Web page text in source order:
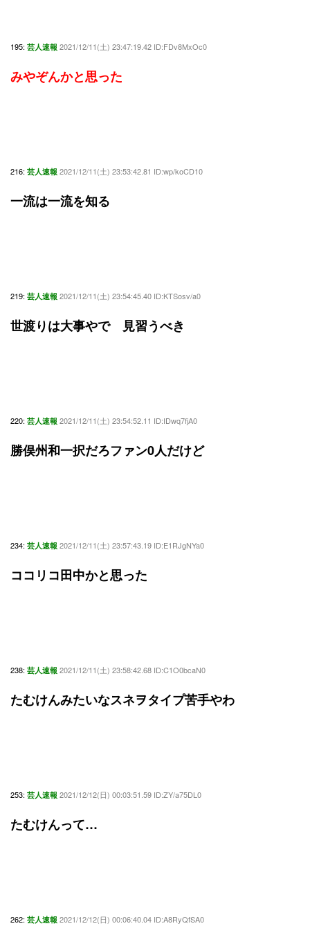
195: 芸人速報 2021/12/11(土) 23:47:19.42 ID:FDv8MxOc0
みやぞんかと思った
216: 芸人速報 2021/12/11(土) 23:53:42.81 ID:wp/koCD10
一流は一流を知る
219: 芸人速報 2021/12/11(土) 23:54:45.40 ID:KTSosv/a0
世渡りは大事やで 見習うべき
220: 芸人速報 2021/12/11(土) 23:54:52.11 ID:IDwq7fjA0
勝俣州和一択だろファン0人だけど
234: 芸人速報 2021/12/11(土) 23:57:43.19 ID:E1RJgNYa0
ココリコ田中かと思った
238: 芸人速報 2021/12/11(土) 23:58:42.68 ID:C1O0bcaN0
たむけんみたいなスネヲタイプ苦手やわ
253: 芸人速報 2021/12/12(日) 00:03:51.59 ID:ZY/a75DL0
たむけんって…
262: 芸人速報 2021/12/12(日) 00:06:40.04 ID:A8RyQfSA0